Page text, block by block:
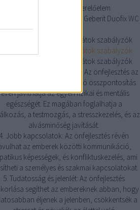
Geberit Duofix WC szerelőelem
Geberit Duofix WC
Honeywell helyiségtermosztátok szabályzók
Honeywell helyiségtermosztátok szabályzók
Honeywell helyiségtermosztátok szabályzók
Pozitív hatás az egészségre: Az önfejlesztés az
életmódra való összpontosítás
javíthatja az egyén fizikai és mentális
egészségét. Ez magában foglalhatja a
a testmozgás, a stresszkezelés, és az
alvásminőség javítását.
4. Jobb kapcsolatok: Az önfejlesztés révén
az emberek közötti kommunikáció,
képességek, és konfliktuskezelés, ami
a személyes és szakmai kapcsolatokat.
5. Tudatosság és jelenlét: Az önfejlesztés
segíthet az embereknek abban, hogy
éljenek a jelenben, csökkentsék a